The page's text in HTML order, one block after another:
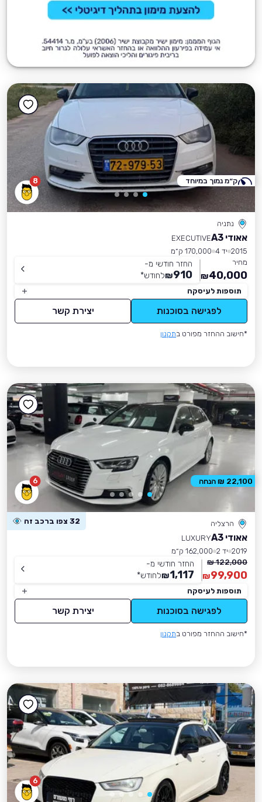
8
נתניה
אאודי A3
EXECUTIVE
2015 יד 4
170,000 ק״מ
מחיר
40,000
₪
החזר חודשי מ-
910
₪לחודש*
תוספות לעיסקה
לפגישה בסוכנות יצירת קשר
*חישוב ההחזר מפורט בתקנון
ק״מ נמוך במיוחד
6
הרצליה 32 צפו ברכב זה
אאודי A3
LUXURY
2019 יד 2
162,000 ק״מ
122,000 ₪
99,900
₪
החזר חודשי מ-
1,117
₪לחודש*
תוספות לעיסקה
לפגישה בסוכנות יצירת קשר
*חישוב ההחזר מפורט בתקנון
22,100 ₪ הנחה
6